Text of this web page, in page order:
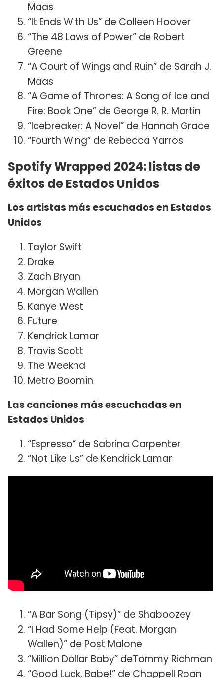
Maas
“It Ends With Us” de Colleen Hoover
“The 48 Laws of Power” de Robert
Greene
“A Court of Wings and Ruin” de Sarah J.
Maas
“A Game of Thrones: A Song of Ice and
Fire: Book One” de George R. R. Martin
“Icebreaker: A Novel” de Hannah Grace
“Fourth Wing” de Rebecca Yarros
Spotify Wrapped 2024: listas de
éxitos de Estados Unidos
Los artistas más escuchados en Estados
Unidos
Taylor Swift
Drake
Zach Bryan
Morgan Wallen
Kanye West
Future
Kendrick Lamar
Travis Scott
The Weeknd
Metro Boomin
Las canciones más escuchadas en
Estados Unidos
“Espresso” de Sabrina Carpenter
“Not Like Us” de Kendrick Lamar
“A Bar Song (Tipsy)” de Shaboozey
“I Had Some Help (Feat. Morgan
Wallen)” de Post Malone
“Million Dollar Baby” deTommy Richman
“Good Luck, Babe!” de Chappell Roan